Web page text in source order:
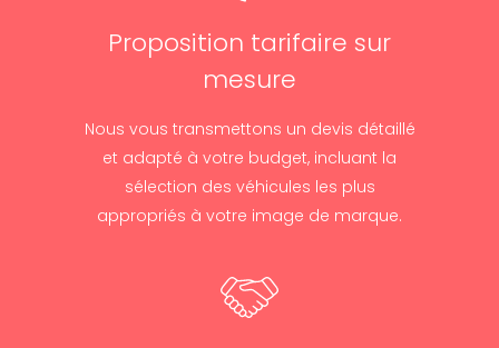
Proposition tarifaire sur
mesure
Nous vous transmettons un devis détaillé
et adapté à votre budget, incluant la
sélection des véhicules les plus
appropriés à votre image de marque.